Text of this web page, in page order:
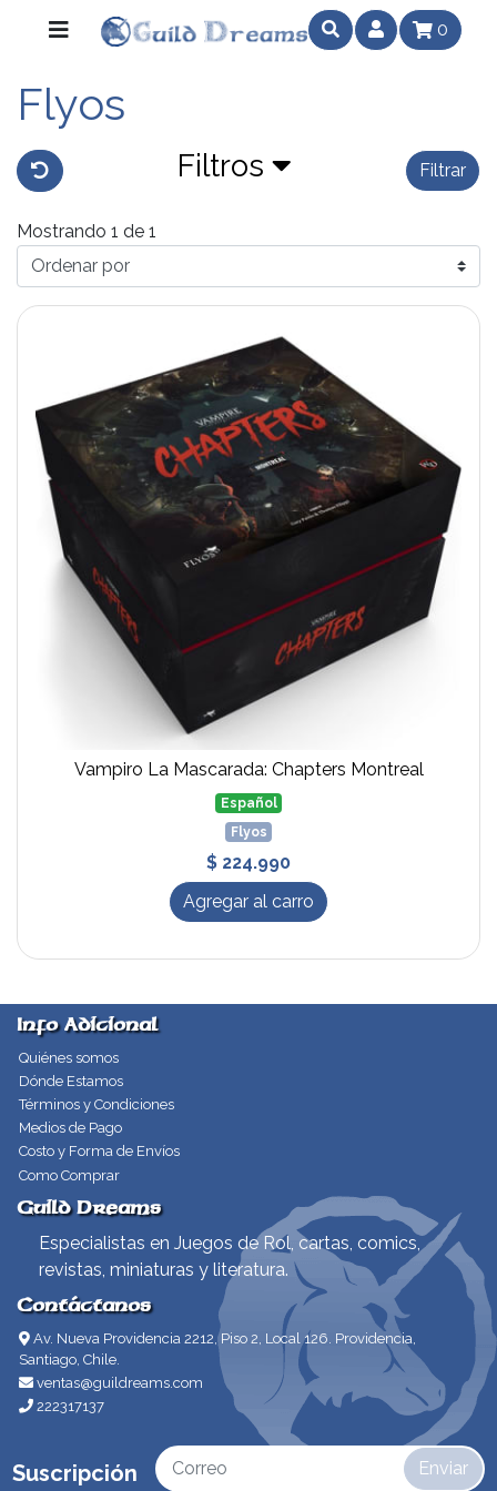
0
Flyos
Filtros Filtrar
Mostrando 1 de 1
Vampiro La Mascarada: Chapters Montreal
Español
Flyos
$ 224.990
Agregar al carro
Info Adicional
Quiénes somos
Dónde Estamos
Términos y Condiciones
Medios de Pago
Costo y Forma de Envíos
Como Comprar
Guild Dreams
Especialistas en Juegos de Rol, cartas, comics,
revistas, miniaturas y literatura.
Contáctanos
Av. Nueva Providencia 2212, Piso 2, Local 126. Providencia,
Santiago, Chile.
ventas@guildreams.com
222317137
Suscripción Enviar